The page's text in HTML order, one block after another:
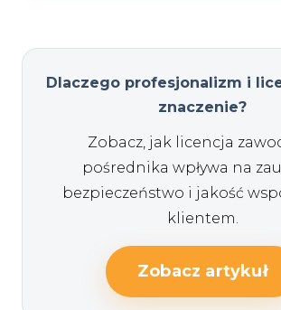
Dlaczego profesjonalizm i
znaczenie?
Zobacz, jak licencja
pośrednika wpływa na
bezpieczeństwo i jakość
klientem.
Zobacz artykuł